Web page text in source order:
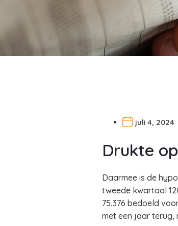
juli 4, 2024
Drukte
Daarmee is de
tweede kwartaal
75.376 bedoeld
met een jaar terug,